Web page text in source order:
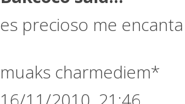
es precioso me
muaks charmediem*